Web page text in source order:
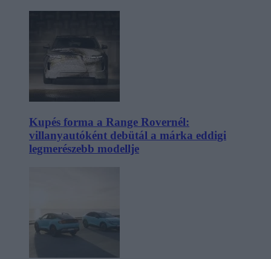
Kupés forma a Range Rovernél:
villanyautóként debütál a márka eddigi
legmerészebb modellje